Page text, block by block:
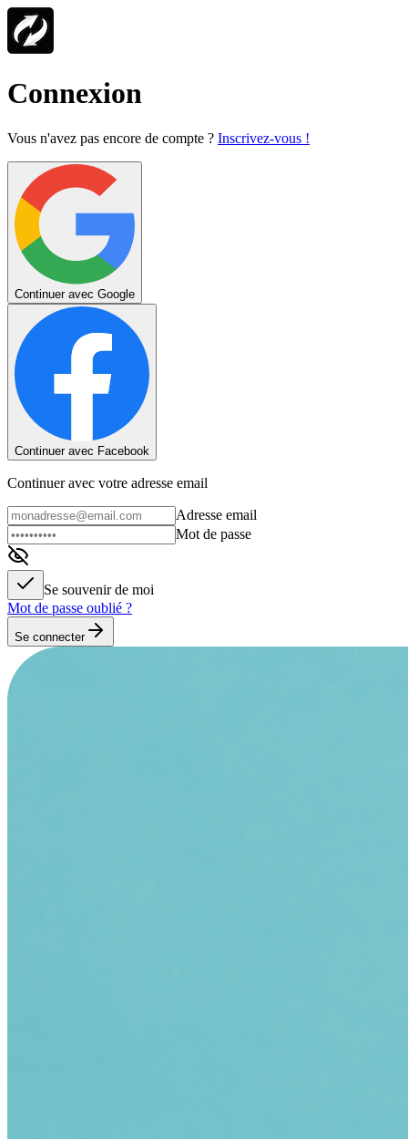
Connexion
Vous n'avez pas encore de compte ? Inscrivez-vous !
Continuer avec Google
Continuer avec Facebook
Continuer avec votre adresse email
Adresse email
Mot de passe
Se souvenir de moi
Mot de passe oublié ?
Se connecter